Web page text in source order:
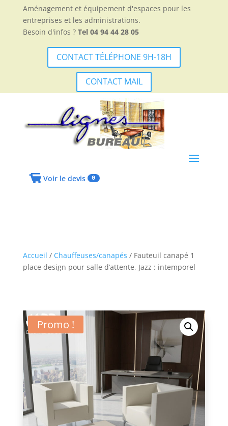
Aménagement et équipement d'espaces pour les
entreprises et les administrations.
Besoin d'infos ? Tel 04 94 44 28 05
CONTACT TÉLÉPHONE 9H-18H
CONTACT MAIL
Voir le devis 0
Accueil / Chauffeuses/canapés / Fauteuil canapé 1
place design pour salle d’attente, Jazz : intemporel
Promo !